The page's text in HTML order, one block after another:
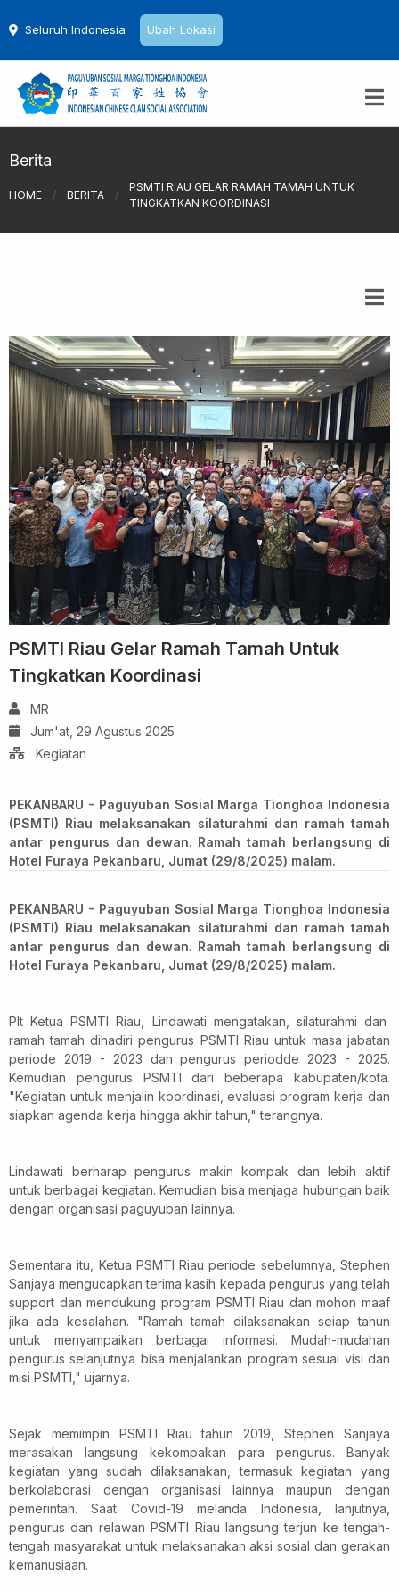
Seluruh Indonesia Ubah Lokasi
Berita
HOME / BERITA /
PSMTI RIAU GELAR RAMAH TAMAH UNTUK
TINGKATKAN KOORDINASI
PSMTI Riau Gelar Ramah Tamah Untuk
Tingkatkan Koordinasi
MR
Jum'at, 29 Agustus 2025
Kegiatan
PEKANBARU - Paguyuban Sosial Marga Tionghoa Indonesia
(PSMTI) Riau melaksanakan silaturahmi dan ramah tamah
antar pengurus dan dewan. Ramah tamah berlangsung di
Hotel Furaya Pekanbaru, Jumat (29/8/2025) malam.
PEKANBARU - Paguyuban Sosial Marga Tionghoa Indonesia
(PSMTI) Riau melaksanakan silaturahmi dan ramah tamah
antar pengurus dan dewan. Ramah tamah berlangsung di
Hotel Furaya Pekanbaru, Jumat (29/8/2025) malam.
Plt Ketua PSMTI Riau, Lindawati mengatakan, silaturahmi dan
ramah tamah dihadiri pengurus PSMTI Riau untuk masa jabatan
periode 2019 - 2023 dan pengurus periodde 2023 - 2025.
Kemudian pengurus PSMTI dari beberapa kabupaten/kota.
"Kegiatan untuk menjalin koordinasi, evaluasi program kerja dan
siapkan agenda kerja hingga akhir tahun," terangnya.
Lindawati berharap pengurus makin kompak dan lebih aktif
untuk berbagai kegiatan. Kemudian bisa menjaga hubungan baik
dengan organisasi paguyuban lainnya.
Sementara itu, Ketua PSMTI Riau periode sebelumnya, Stephen
Sanjaya mengucapkan terima kasih kepada pengurus yang telah
support dan mendukung program PSMTI Riau dan mohon maaf
jika ada kesalahan. "Ramah tamah dilaksanakan seiap tahun
untuk menyampaikan berbagai informasi. Mudah-mudahan
pengurus selanjutnya bisa menjalankan program sesuai visi dan
misi PSMTI," ujarnya.
Sejak memimpin PSMTI Riau tahun 2019, Stephen Sanjaya
merasakan langsung kekompakan para pengurus. Banyak
kegiatan yang sudah dilaksanakan, termasuk kegiatan yang
berkolaborasi dengan organisasi lainnya maupun dengan
pemerintah. Saat Covid-19 melanda Indonesia, lanjutnya,
pengurus dan relawan PSMTI Riau langsung terjun ke tengah-
tengah masyarakat untuk melaksanakan aksi sosial dan gerakan
kemanusiaan.